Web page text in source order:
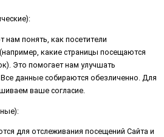
понять, как посетители
какие страницы посещаются
Это помогает нам улучшать
данные собираются обезличенно. Для
ваше согласие.
для отслеживания посещений Сайта и